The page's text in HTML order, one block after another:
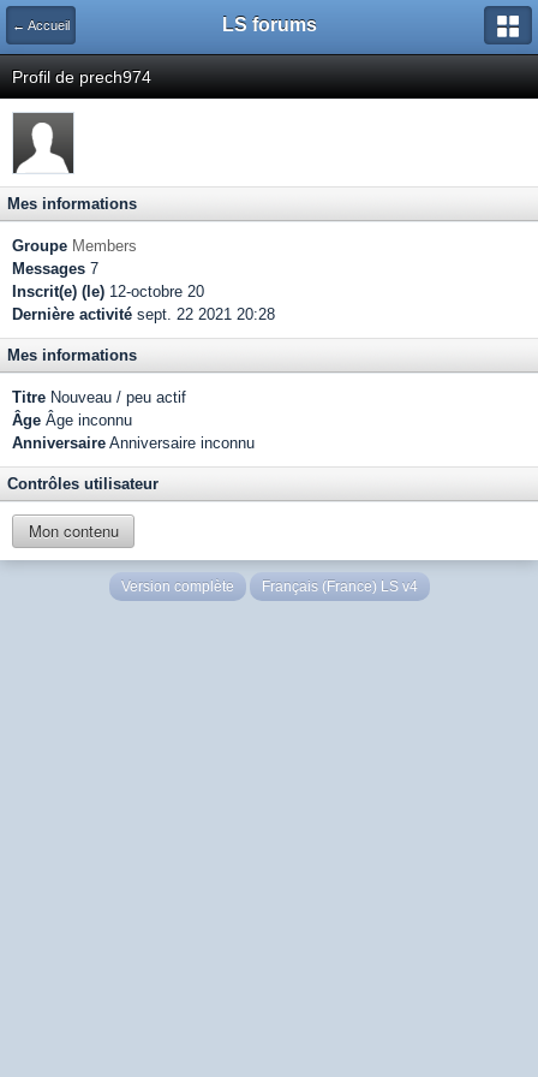
← Accueil LS forums
Profil de prech974
Mes informations
Groupe Members
Messages 7
Inscrit(e) (le) 12-octobre 20
Dernière activité sept. 22 2021 20:28
Mes informations
Titre Nouveau / peu actif
Âge Âge inconnu
Anniversaire Anniversaire inconnu
Contrôles utilisateur
Mon contenu
Version complète Français (France) LS v4